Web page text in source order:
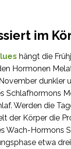
im
hängt die
Hormonen
dunkler
Schlafhormons
Werden die
der Körper die
Wach-Hormons
etwa